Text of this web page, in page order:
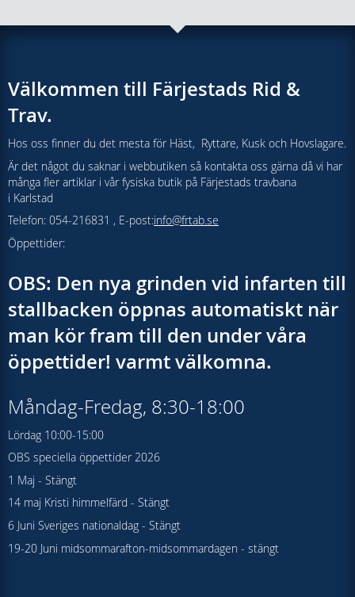
Välkommen till Färjestads Rid &
Trav.
Hos oss finner du det mesta för Häst, Ryttare, Kusk och Hovslagare.
Är det något du saknar i webbutiken så kontakta oss gärna då vi har
många fler artiklar i vår fysiska butik på Färjestads travbana
i Karlstad
Telefon: 054-216831 , E-post:info@frtab.se
Öppettider:
OBS: Den nya grinden vid infarten till
stallbacken öppnas automatiskt när
man kör fram till den under våra
öppettider! varmt välkomna.
Måndag-Fredag, 8:30-18:00
Lördag 10:00-15:00
OBS speciella öppettider 2026
1 Maj - Stängt
14 maj Kristi himmelfärd - Stängt
6 Juni Sveriges nationaldag - Stängt
19-20 Juni midsommarafton-midsommardagen - stängt